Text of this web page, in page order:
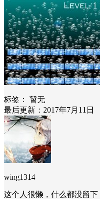
标签：
暂无
最后更新：2017年7月11日
wing1314
这个人很懒，什么都没留下